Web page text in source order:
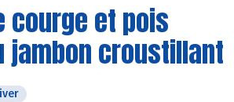
courge et pois
jambon croustillant